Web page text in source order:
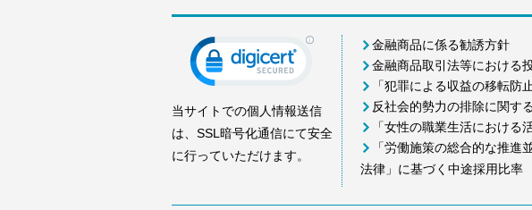
当サイトでの個人情報送信
は、SSL暗号化通信にて安全
に行っていただけます。
金融商品に係る勧誘方針
金融商品取引法等における
「犯罪による収益の移転
反社会的勢力の排除に関す
「女性の職業生活におけ
「労働施策の総合的な推
法律」に基づく中途採用比率